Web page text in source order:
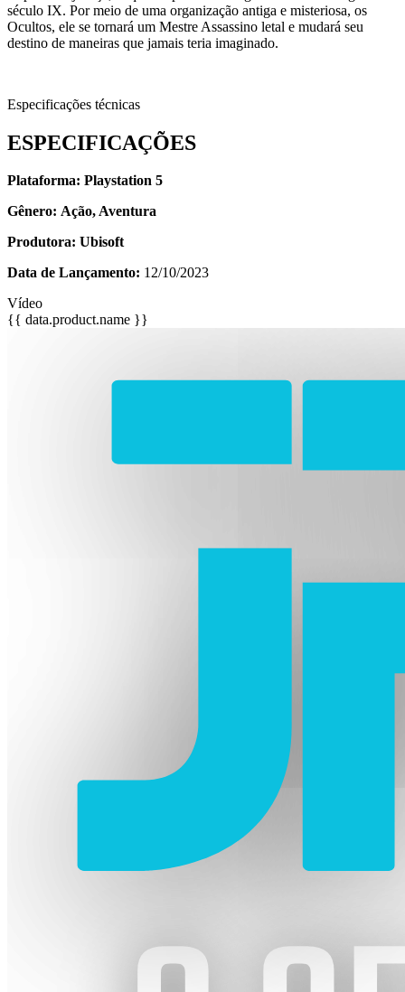
século IX. Por meio de uma organização antiga e misteriosa, os
Ocultos, ele se tornará um Mestre Assassino letal e mudará seu
destino de maneiras que jamais teria imaginado.
Especificações técnicas
ESPECIFICAÇÕES
Plataforma: Playstation 5
Gênero: Ação, Aventura
Produtora: Ubisoft
Data de Lançamento: 12/10/2023
Vídeo
{{ data.product.name }}